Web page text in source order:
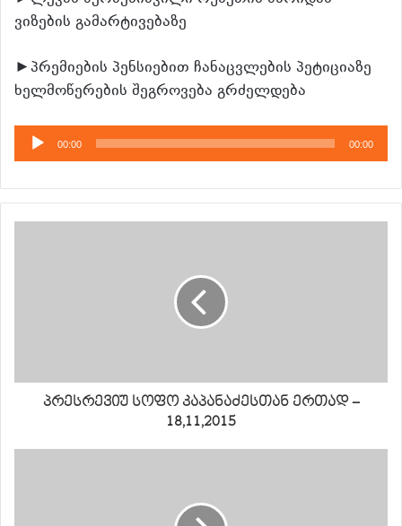
ვიზების გამარტივებაზე
►პრემიების პენსიებით ჩანაცვლების პეტიციაზე
ხელმოწერების შეგროვება გრძელდება
აუდიო
დამკვრელი
00:00 00:00
პრესრევიუ სოფო კაპანაძესთან ერთად –
18,11,2015